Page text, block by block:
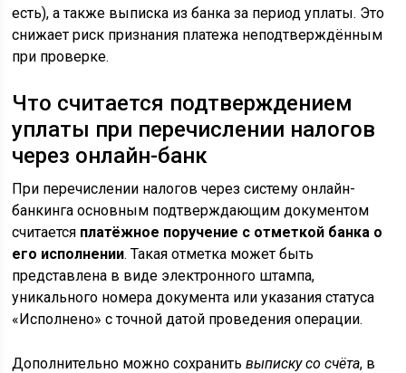
есть), а также выписка из банка за период уплаты. Это
снижает риск признания платежа неподтверждённым
при проверке.
Что считается подтверждением
уплаты при перечислении налогов
через онлайн-банк
При перечислении налогов через систему онлайн-
банкинга основным подтверждающим документом
считается платёжное поручение с отметкой банка о
его исполнении. Такая отметка может быть
представлена в виде электронного штампа,
уникального номера документа или указания статуса
«Исполнено» с точной датой проведения операции.
Дополнительно можно сохранитьвыписку со счёта, в